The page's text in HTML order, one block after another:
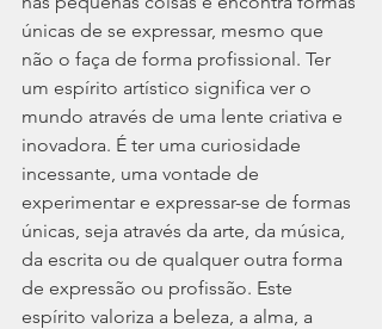
únicas de se expressar, mesmo que
não o faça de forma profissional. Ter
um espírito artístico significa ver o
mundo através de uma lente criativa e
inovadora. É ter uma curiosidade
incessante, uma vontade de
experimentar e expressar-se de formas
únicas, seja através da arte, da música,
da escrita ou de qualquer outra forma
de expressão ou profissão. Este
espírito valoriza a beleza, a alma, a